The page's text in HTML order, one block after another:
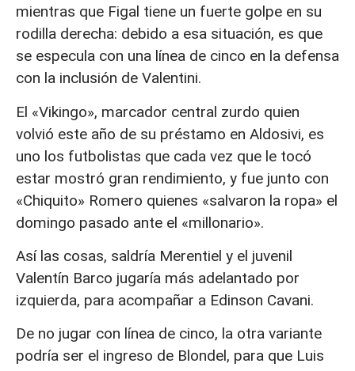
mientras que Figal tiene un fuerte golpe en su
rodilla derecha: debido a esa situación, es que
se especula con una línea de cinco en la defensa
con la inclusión de Valentini.
El «Vikingo», marcador central zurdo quien
volvió este año de su préstamo en Aldosivi, es
uno los futbolistas que cada vez que le tocó
estar mostró gran rendimiento, y fue junto con
«Chiquito» Romero quienes «salvaron la ropa» el
domingo pasado ante el «millonario».
Así las cosas, saldría Merentiel y el juvenil
Valentín Barco jugaría más adelantado por
izquierda, para acompañar a Edinson Cavani.
De no jugar con línea de cinco, la otra variante
podría ser el ingreso de Blondel, para que Luis